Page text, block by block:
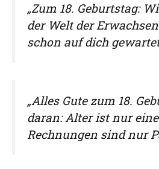
„Zum 18. Geburtstag:
der Welt der
schon auf dich
„Alles Gute zum 18.
daran: Alter ist nur
Rechnungen sind nur